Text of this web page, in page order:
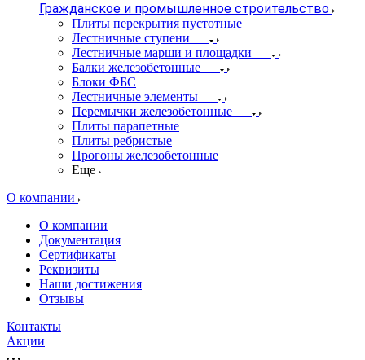
Гражданское и промышленное строительство
Плиты перекрытия пустотные
Лестничные ступени
Лестничные марши и площадки
Балки железобетонные
Блоки ФБС
Лестничные элементы
Перемычки железобетонные
Плиты парапетные
Плиты ребристые
Прогоны железобетонные
Еще
О компании
О компании
Документация
Сертификаты
Реквизиты
Наши достижения
Отзывы
Контакты
Акции